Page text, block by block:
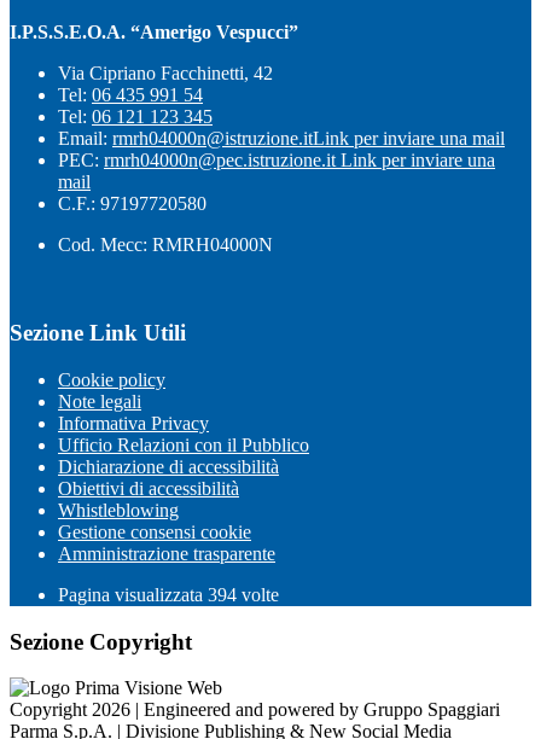
I.P.S.S.E.O.A. “Amerigo Vespucci”
Via Cipriano Facchinetti, 42
Tel: 06 435 991 54
Tel: 06 121 123 345
Email: rmrh04000n@istruzione.itLink per inviare una mail
PEC: rmrh04000n@pec.istruzione.itLink per inviare una
mail
C.F.: 97197720580
Cod. Mecc: RMRH04000N
Sezione Link Utili
Cookie policy
Note legali
Informativa Privacy
Ufficio Relazioni con il Pubblico
Dichiarazione di accessibilità
Obiettivi di accessibilità
Whistleblowing
Gestione consensi cookie
Amministrazione trasparente
Pagina visualizzata 394 volte
Sezione Copyright
Copyright 2026 | Engineered and powered by Gruppo Spaggiari
Parma S.p.A. | Divisione Publishing & New Social Media